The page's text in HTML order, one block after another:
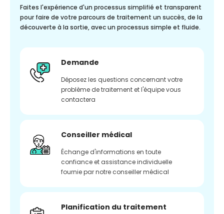
Faites l'expérience d'un processus simplifié et transparent
pour faire de votre parcours de traitement un succès, de la
découverte à la sortie, avec un processus simple et fluide.
Demande
Déposez les questions concernant votre
problème de traitement et l'équipe vous
contactera
Conseiller médical
Échange d'informations en toute
confiance et assistance individuelle
fournie par notre conseiller médical
Planification du traitement